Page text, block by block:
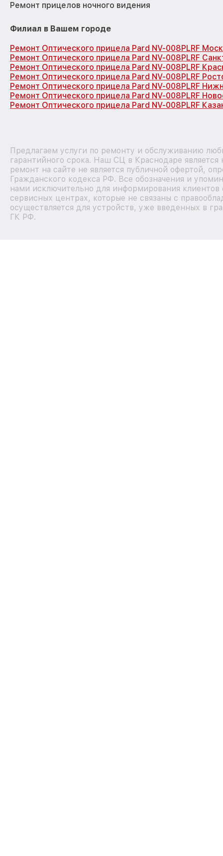
Ремонт прицелов ночного видения
Филиал в Вашем городе
Ремонт Оптического прицела Pard NV-008PLRF
Ремонт Оптического прицела Pard NV-008PLRF
Ремонт Оптического прицела Pard NV-008PLRF
Ремонт Оптического прицела Pard NV-008PLRF
Ремонт Оптического прицела Pard NV-008PLRF
Ремонт Оптического прицела Pard NV-008PLRF
Ремонт Оптического прицела Pard NV-008PLRF
Предлагаем услуги по ремонту и обслуживанию
гарантийного срока. Наш СЦ в Краснодаре
ремонт на сайте не является публичной офертой,
Гражданского кодекса РФ. Все обозначения и
нами исключительно для информирования
сервисных центрах, которые не связаны с
осуществляется для устройств, уже введенных в
ГК РФ.